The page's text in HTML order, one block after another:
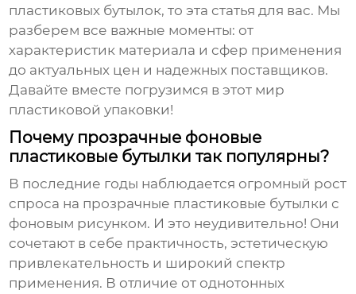
пластиковых бутылок, то эта статья для вас. Мы
разберем все важные моменты: от
характеристик материала и сфер применения
до актуальных цен и надежных поставщиков.
Давайте вместе погрузимся в этот мир
пластиковой упаковки!
Почему прозрачные фоновые
пластиковые бутылки так популярны?
В последние годы наблюдается огромный рост
спроса на прозрачные пластиковые бутылки с
фоновым рисунком. И это неудивительно! Они
сочетают в себе практичность, эстетическую
привлекательность и широкий спектр
применения. В отличие от однотонных